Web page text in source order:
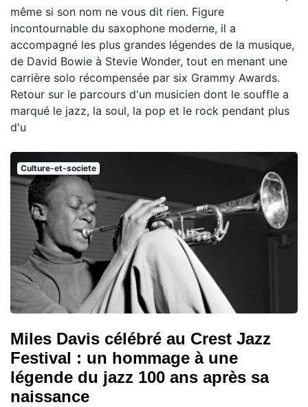
même si son nom ne vous dit rien. Figure
incontournable du saxophone moderne, il a
accompagné les plus grandes légendes de la musique,
de David Bowie à Stevie Wonder, tout en menant une
carrière solo récompensée par six Grammy Awards.
Retour sur le parcours d'un musicien dont le souffle a
marqué le jazz, la soul, la pop et le rock pendant plus
d'u
Culture-et-societe
Miles Davis célébré au Crest Jazz
Festival : un hommage à une
légende du jazz 100 ans après sa
naissance